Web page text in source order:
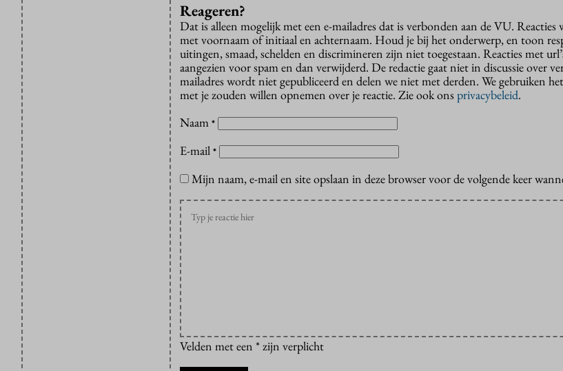
Reageren?
Dat is alleen mogelijk met een e-mailadres dat is verbonden aan de VU. Reacties
met voornaam of initiaal en achternaam. Houd je bij het onderwerp, en toon
uitingen, smaad, schelden en discrimineren zijn niet toegestaan. Reacties met
aangezien voor spam en dan verwijderd. De redactie gaat niet in discussie over
mailadres wordt niet gepubliceerd en delen we niet met derden. We gebruiken
met je zouden willen opnemen over je reactie. Zie ook onsprivacybeleid.
Naam *
E-mail *
Mijn naam, e-mail en site opslaan in deze browser voor de volgende keer
Velden met een * zijn verplicht